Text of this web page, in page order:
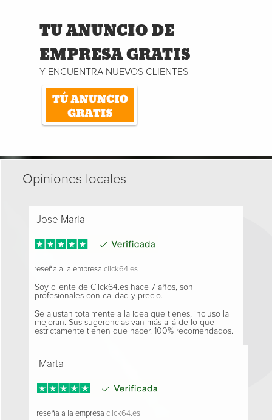
TU ANUNCIO DE
EMPRESA GRATIS
Y ENCUENTRA NUEVOS CLIENTES
Opiniones locales
Jose Maria
reseña a la empresa click64.es
Soy cliente de Click64.es hace 7 años, son
profesionales con calidad y precio.
Se ajustan totalmente a la idea que tienes, incluso la
mejoran. Sus sugerencias van más allá de lo que
estrictamente tienen que hacer. 100% recomendados.
Marta
reseña a la empresa click64.es